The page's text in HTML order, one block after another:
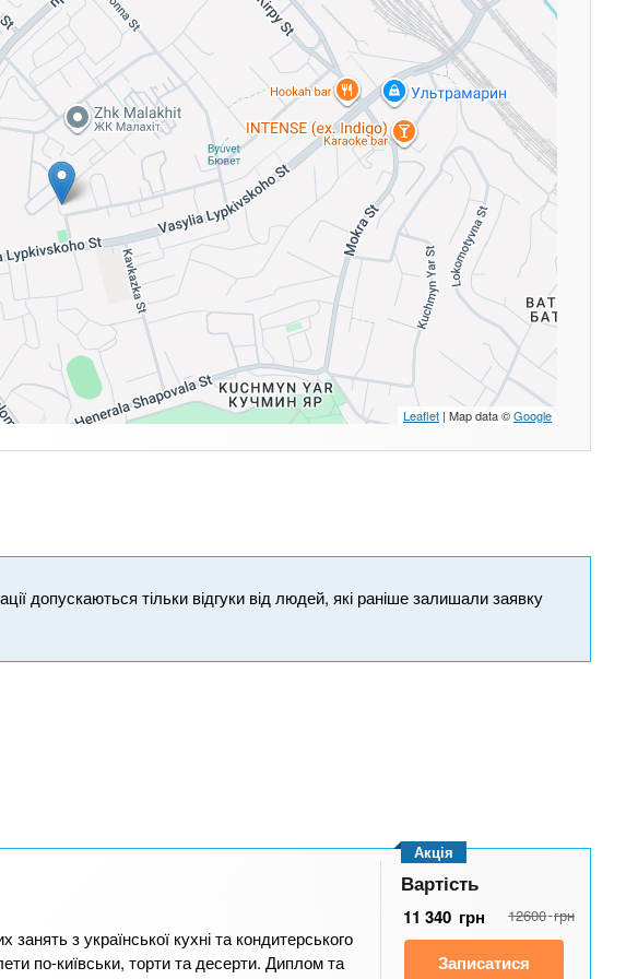
Leaflet | Map data ©Google
допускаються тільки відгуки від людей, які раніше залишали заявку
з української кухні та кондитерського
по-київськи, торти та десерти. Диплом та
Акція
Вартість
11 340 грн 12600 грн
Записатися